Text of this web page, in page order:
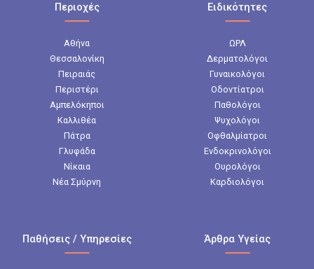
Περιοχές
Αθήνα
Θεσσαλονίκη
Πειραιάς
Περιστέρι
Αμπελόκηποι
Καλλιθέα
Πάτρα
Γλυφάδα
Νίκαια
Νέα Σμύρνη
Ειδικότητες
ΩΡΛ
Δερματολόγοι
Γυναικολόγοι
Οδοντίατροι
Παθολόγοι
Ψυχολόγοι
Οφθαλμίατροι
Ενδοκρινολόγοι
Ουρολόγοι
Καρδιολόγοι
Παθήσεις / Υπηρεσίες Άρθρα Υγείας